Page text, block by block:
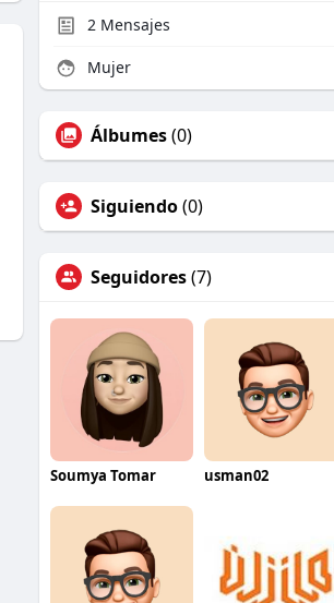
2 Mensajes
Mujer
Álbumes(0)
Siguiendo(0)
Seguidores(7)
Soumya Tomar usman02